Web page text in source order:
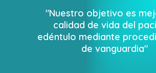
"Nuestro objetivo es mej
calidad de vida del paci
edéntulo mediante procedi
de vanguardia"